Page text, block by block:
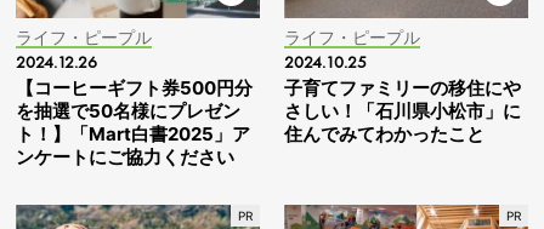
ライフ・ピープル
2024.12.26
【コーヒーギフト券500円分
を抽選で50名様にプレゼン
ト！】「Mart白書2025」ア
ンケートにご協力ください
ライフ・ピープル
2024.10.25
子育てファミリーの移住にや
さしい！「石川県小松市」に
住んでみてわかったこと